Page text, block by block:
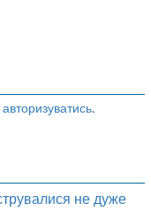
авторизуватись.